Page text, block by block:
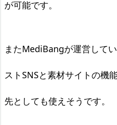
が可能です。
またMediBangが運営して
ストSNSと素材サイトの機
先としても使えそうです。